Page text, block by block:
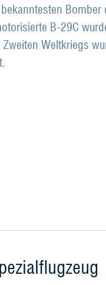
B-29C
Weltkriegs